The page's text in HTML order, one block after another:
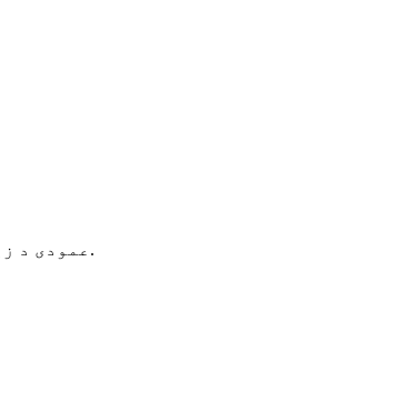
په ځمکني پوړ کې 2X 40ft، په لومړي پوړ کې 3x40FT، 1X20ft عمودی د زینو لپاره ځای پرځای شوي. نور د فولادو جوړښت لخوا جوړ شوي دي.